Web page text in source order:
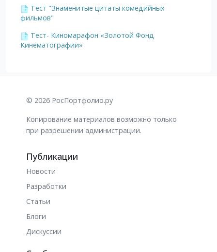
Тест "Знаменитые цитаты комедийных
фильмов"
Тест- Киномарафон «Золотой Фонд
Кинематографии»
© 2026 РосПортфолио.ру
Копирование материалов возможно только
при разрешении администрации.
Публикации
Новости
Разработки
Статьи
Блоги
Дискуссии